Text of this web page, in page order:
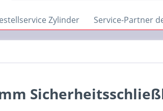
Zylinder Service-Partner